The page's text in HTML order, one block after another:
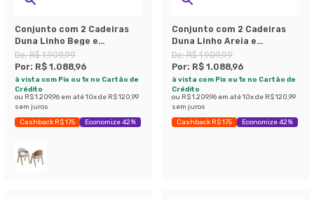
Conjunto com 2 Cadeiras
Duna Linho Bege e
Amadeirado
De:R$ 1.909,99
Por: R$ 1.088,96
à vista com Pix ou 1x no Cartão de
Crédito
ou R$ 1.209,96 em até10x de R$ 120,99
sem juros
Cashback R$ 175 Economize 42%
Conjunto com 2 Cadeiras
Duna Linho Areia e
Amadeirado
De:R$ 1.909,99
Por: R$ 1.088,96
à vista com Pix ou 1x no Cartão de
Crédito
ou R$ 1.209,96 em até10x de R$ 120,99
sem juros
Cashback R$ 175 Economize 42%